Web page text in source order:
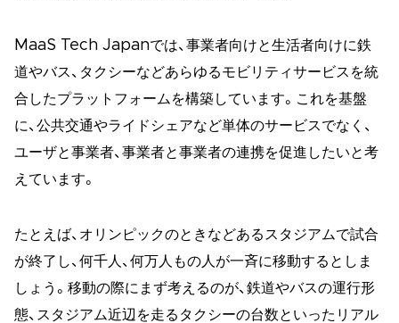
MaaS Tech Japanでは、事業者向けと生活者向けに鉄
道やバス、タクシーなどあらゆるモビリティサービスを統
合したプラットフォームを構築しています。これを基盤
に、公共交通やライドシェアなど単体のサービスでなく、
ユーザと事業者、事業者と事業者の連携を促進したいと考
えています。
たとえば、オリンピックのときなどあるスタジアムで試合
が終了し、何千人、何万人もの人が一斉に移動するとしま
しょう。移動の際にまず考えるのが、鉄道やバスの運行形
態、スタジアム近辺を走るタクシーの台数といったリアル